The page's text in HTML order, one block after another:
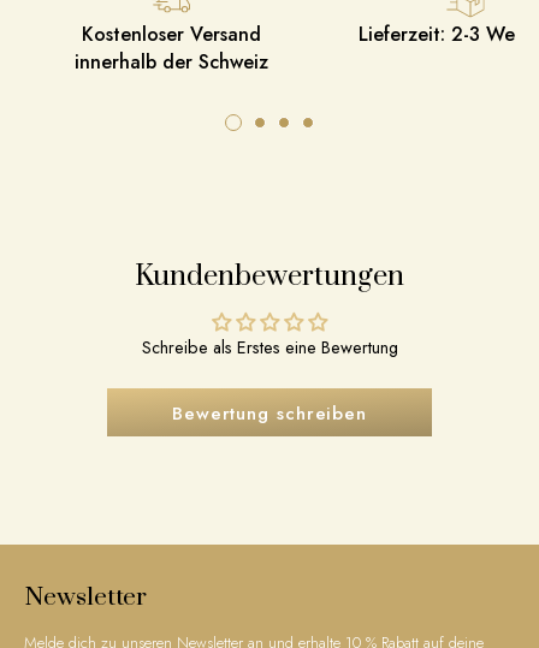
Kostenloser Versand
innerhalb der Schweiz
Lieferzeit: 2-3
Kundenbewertungen
Schreibe als Erstes eine Bewertung
Bewertung schreiben
Newsletter
Melde dich zu unseren Newsletter an und erhalte 10 % Rabatt auf deine